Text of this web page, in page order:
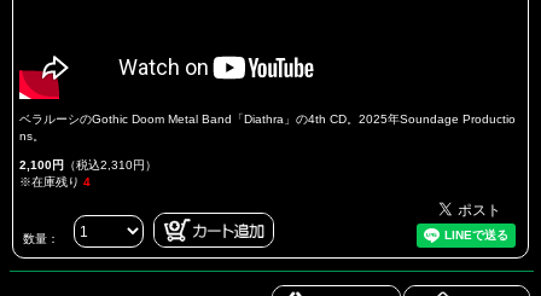
ベラルーシのGothic Doom Metal Band「Diathra」の4th CD。2025年Soundage Productio
ns。
2,100円 （税込2,310円）
※在庫残り 4
数量：